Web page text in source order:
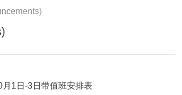
1日-3日带值班安排表